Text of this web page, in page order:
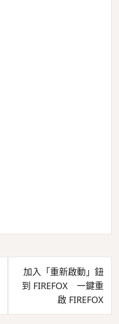
加入「重新啟動」鈕
到 FIREFOX 一鍵重
啟 FIREFOX